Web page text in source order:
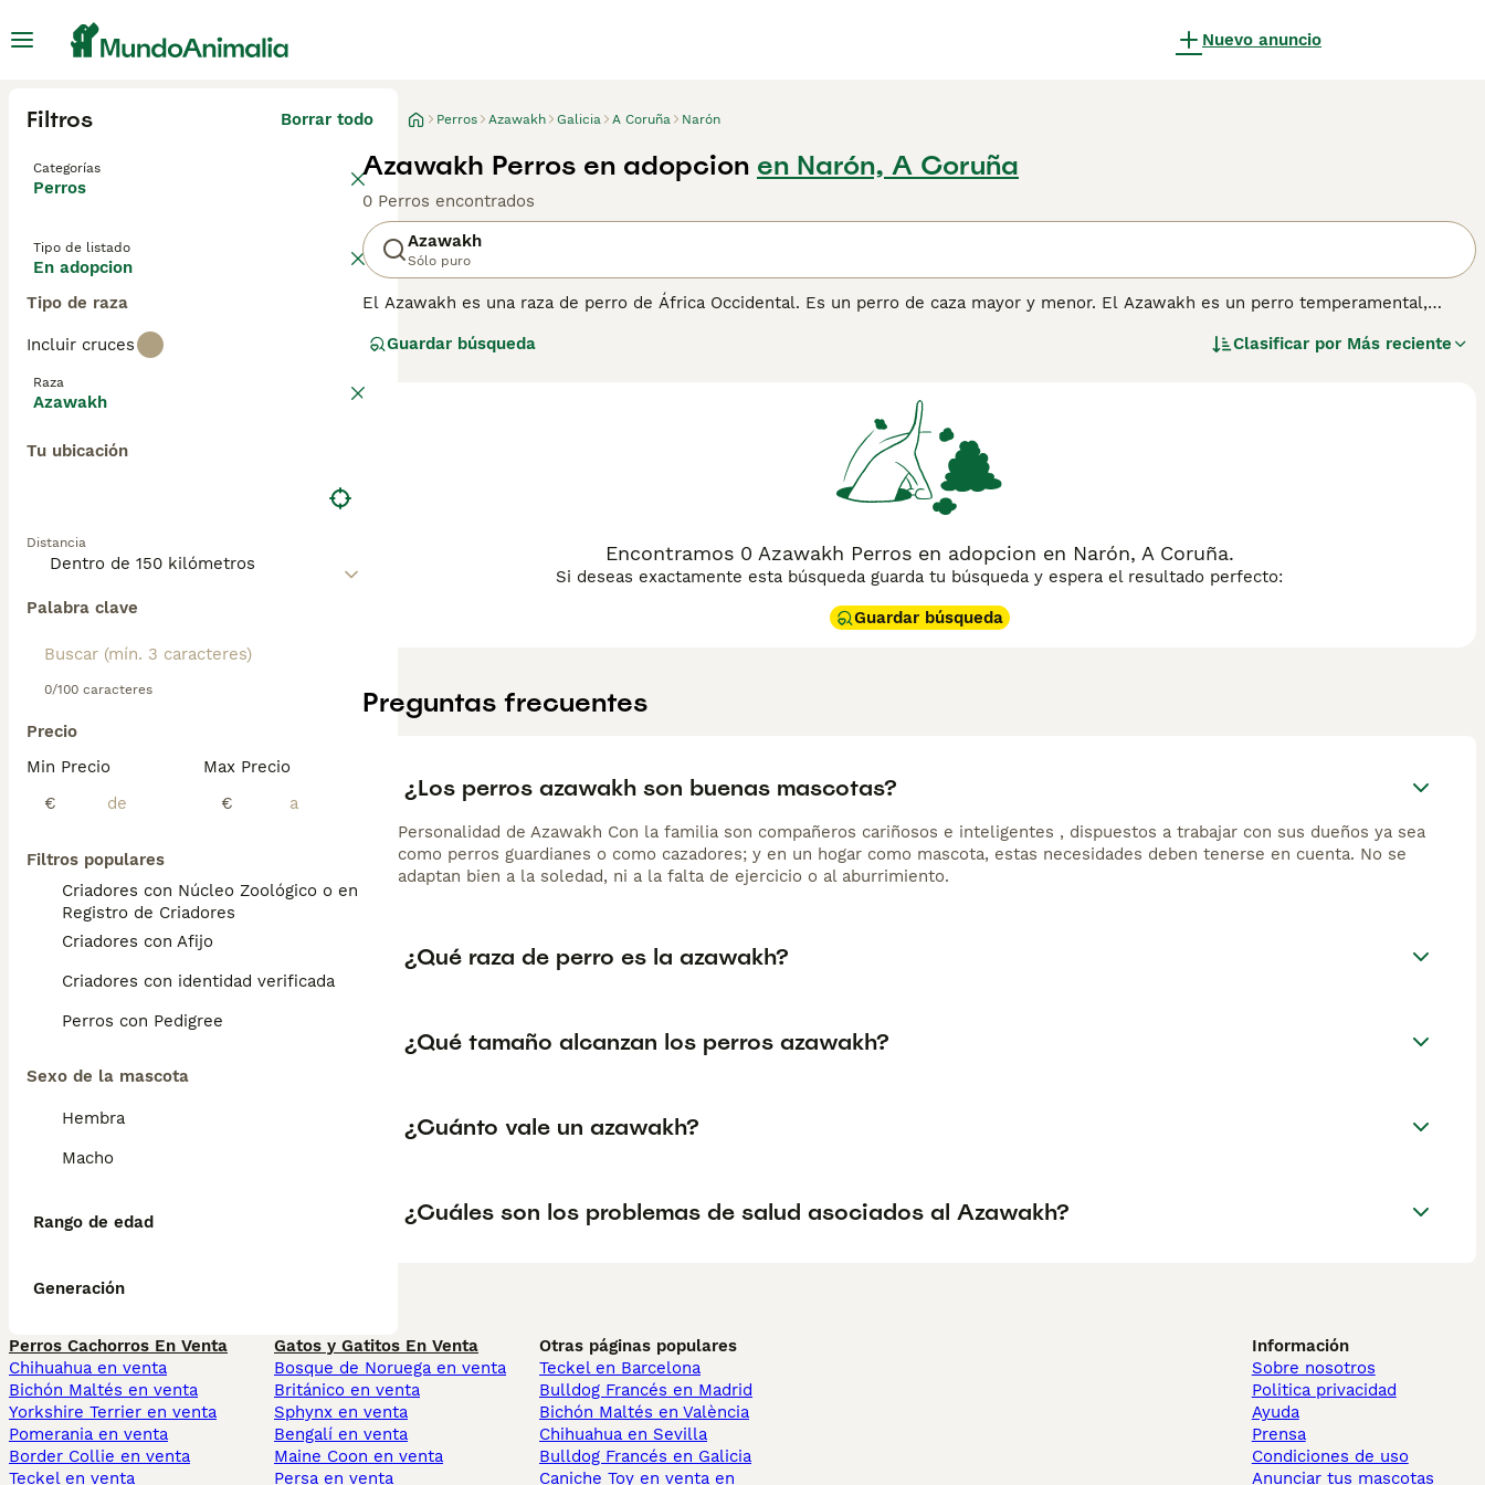
Nuevo anuncio
Filtros Borrar todo
Categorías
Perros
Tipo de listado
En adopcion
Tipo de raza
Incluir cruces
Raza
Azawakh
Tu ubicación
Distancia
Palabra clave
0/100 caracteres
Precio
Min Precio
€
Max Precio
€
Filtros populares
Criadores con Núcleo Zoológico o en el
Registro de Criadores
Criadores con Afijo
Criadores con identidad verificada
Perros con Pedigree
Sexo de la mascota
Hembra
Macho
Rango de edad
Generación
Perros Azawakh Galicia A Coruña Narón
Azawakh Perros en adopcion en Narón, A Coruña
0 Perros encontrados
Azawakh
Sólo puro
El Azawakh es una raza de perro de África Occidental. Es un perro de caza mayor y menor. El Azawakh es un perro temperamental,
Guardar búsqueda
Clasificar por Más reciente
Encontramos 0 Azawakh Perros en adopcion en Narón, A Coruña.
Si deseas exactamente esta búsqueda guarda tu búsqueda y espera el resultado perfecto:
Guardar búsqueda
Preguntas frecuentes
¿Los perros azawakh son buenas mascotas?
Personalidad de Azawakh Con la familia son compañeros cariñosos e inteligentes , dispuestos a trabajar con sus dueños ya sea
como perros guardianes o como cazadores; y en un hogar como mascota, estas necesidades deben tenerse en cuenta. No se
adaptan bien a la soledad, ni a la falta de ejercicio o al aburrimiento.
¿Qué raza de perro es la azawakh?
¿Qué tamaño alcanzan los perros azawakh?
¿Cuánto vale un azawakh?
¿Cuáles son los problemas de salud asociados al Azawakh?
Perros Cachorros En Venta
Chihuahua en venta
Bichón Maltés en venta
Yorkshire Terrier en venta
Pomerania en venta
Border Collie en venta
Teckel en venta
Gatos y Gatitos En Venta
Bosque de Noruega en venta
Británico en venta
Sphynx en venta
Bengalí en venta
Maine Coon en venta
Persa en venta
Otras páginas populares
Teckel en Barcelona
Bulldog Francés en Madrid
Bichón Maltés en València
Chihuahua en Sevilla
Bulldog Francés en Galicia
Caniche Toy en venta en
Información
Sobre nosotros
Politica privacidad
Ayuda
Prensa
Condiciones de uso
Anunciar tus mascotas